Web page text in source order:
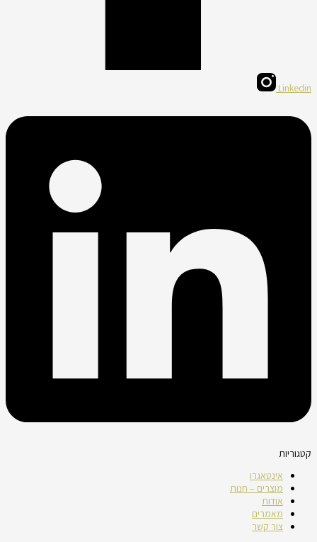
Linkedin
קטגוריות
אינטאגרו
מוצרים – חנות
אודות
מאמרים
צור קשר